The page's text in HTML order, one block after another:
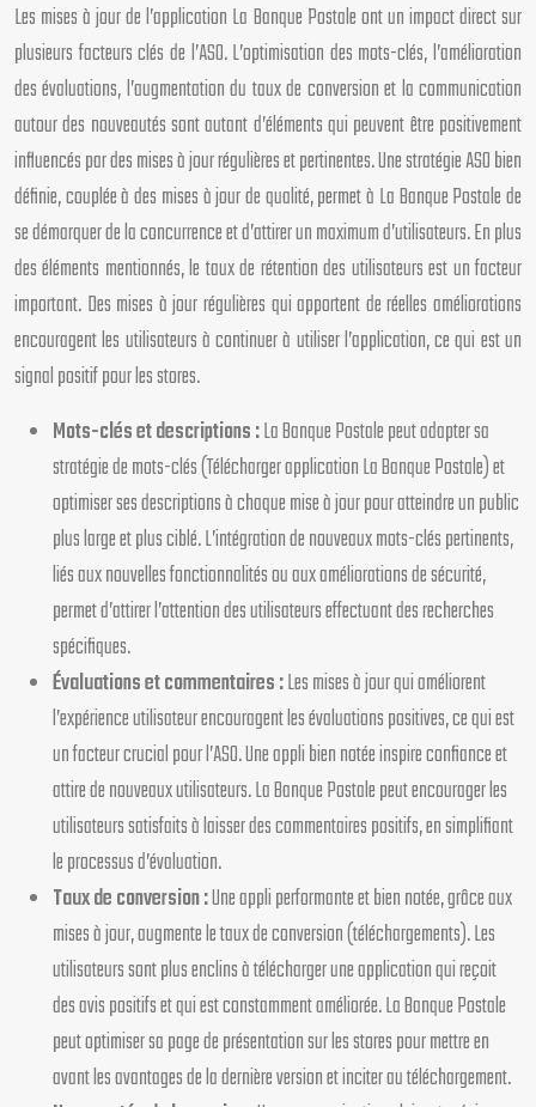
Les mises à jour de l’application La Banque Postale ont un impact direct sur
plusieurs facteurs clés de l’ASO. L’optimisation des mots-clés, l’amélioration
des évaluations, l’augmentation du taux de conversion et la communication
autour des nouveautés sont autant d’éléments qui peuvent être positivement
influencés par des mises à jour régulières et pertinentes. Une stratégie ASO bien
définie, couplée à des mises à jour de qualité, permet à La Banque Postale de
se démarquer de la concurrence et d’attirer un maximum d’utilisateurs. En plus
des éléments mentionnés, le taux de rétention des utilisateurs est un facteur
important. Des mises à jour régulières qui apportent de réelles améliorations
encouragent les utilisateurs à continuer à utiliser l’application, ce qui est un
signal positif pour les stores.
Mots-clés et descriptions :La Banque Postale peut adapter sa
stratégie de mots-clés (Télécharger application La Banque Postale) et
optimiser ses descriptions à chaque mise à jour pour atteindre un public
plus large et plus ciblé. L’intégration de nouveaux mots-clés pertinents,
liés aux nouvelles fonctionnalités ou aux améliorations de sécurité,
permet d’attirer l’attention des utilisateurs effectuant des recherches
spécifiques.
Évaluations et commentaires :Les mises à jour qui améliorent
l’expérience utilisateur encouragent les évaluations positives, ce qui est
un facteur crucial pour l’ASO. Une appli bien notée inspire confiance et
attire de nouveaux utilisateurs. La Banque Postale peut encourager les
utilisateurs satisfaits à laisser des commentaires positifs, en simplifiant
le processus d’évaluation.
Taux de conversion :Une appli performante et bien notée, grâce aux
mises à jour, augmente le taux de conversion (téléchargements). Les
utilisateurs sont plus enclins à télécharger une application qui reçoit
des avis positifs et qui est constamment améliorée. La Banque Postale
peut optimiser sa page de présentation sur les stores pour mettre en
avant les avantages de la dernière version et inciter au téléchargement.